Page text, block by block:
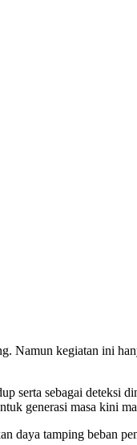
Namun kegiatan ini
serta sebagai deteksi
generasi masa kini
daya tamping beban